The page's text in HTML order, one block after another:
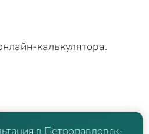
калькулятора.
в Петропавловск-